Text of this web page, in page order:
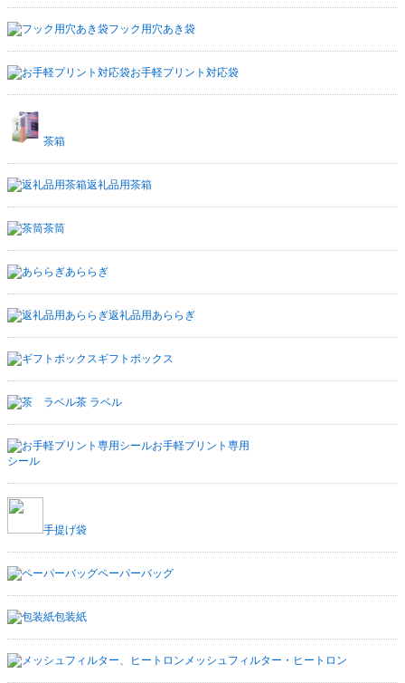
フック用穴あき袋
お手軽プリント対応袋
茶箱
返礼品用茶箱
茶筒
あららぎ
返礼品用あららぎ
ギフトボックス
茶 ラベル
お手軽プリント専用
シール
手提げ袋
ペーパーバッグ
包装紙
メッシュフィルター・ヒートロン